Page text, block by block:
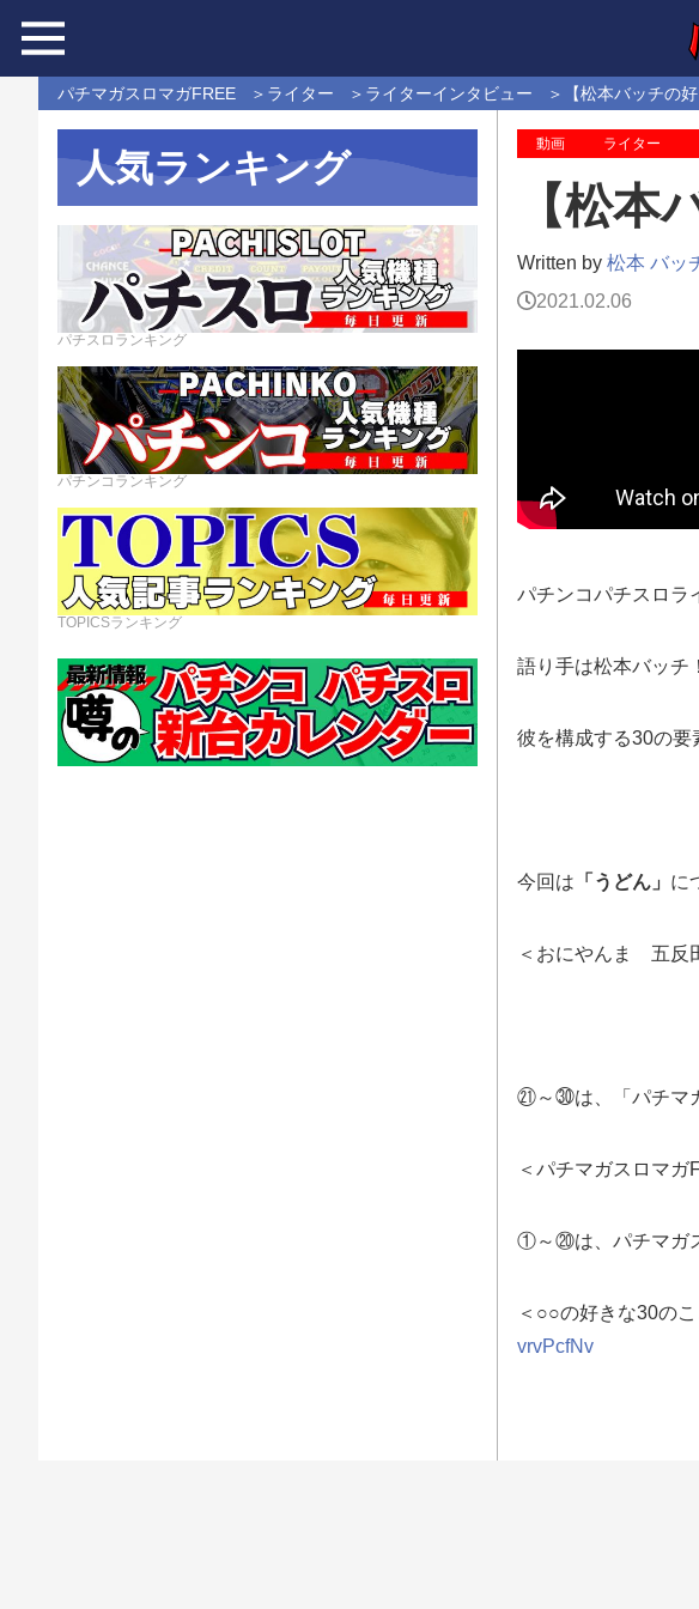
パチマガスロマガFREE ライター ライターインタビュー 【松本バッチの
動画 ライター
【松
Written by 松本 バッ
2021.02.06
パチンコパチスロラ
語り手は松本バッチ！
彼を構成する30の要
今回は 「うどん」 に
＜おにやんま 五反
㉑～㉚は、「パチマ
＜パチマガスロマガ
①～⑳は、パチマガ
＜○○の好きな30の
vrvPcfNv
人気ランキング
パチスロランキング
パチンコランキング
TOPICSランキング